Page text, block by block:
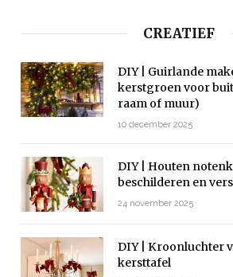
CREATIEF
DIY | Guirlande
kerstgroen voor
raam of muur)
10 december 2025
DIY | Houten
beschilderen en
24 november 2025
DIY | Kroonluchter
kersttafel